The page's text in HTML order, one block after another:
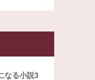
なる小説3